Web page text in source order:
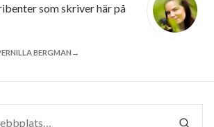
som skriver här på
BERGMAN